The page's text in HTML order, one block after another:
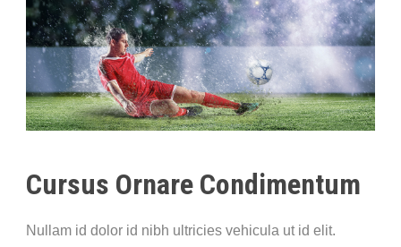
Cursus Ornare Condimentum
Nullam id dolor id nibh ultricies vehicula ut id elit.